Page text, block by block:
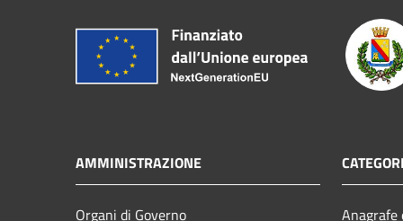
AMMINISTRAZIONE
Organi di Governo